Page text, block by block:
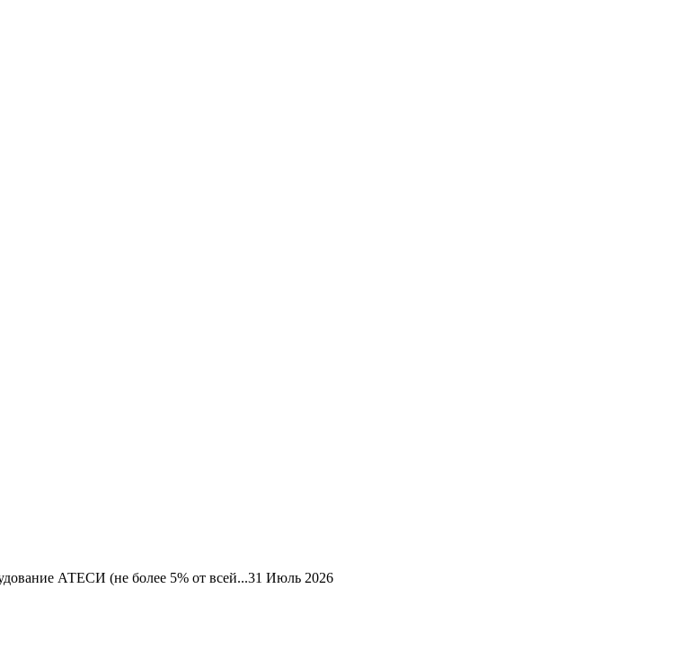
АТЕСИ (не более 5% от всей...31 Июль 2026